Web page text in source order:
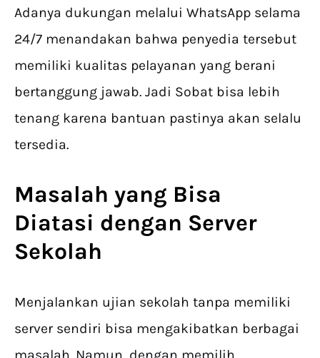
Adanya dukungan melalui WhatsApp selama
24/7 menandakan bahwa penyedia tersebut
memiliki kualitas pelayanan yang berani
bertanggung jawab. Jadi Sobat bisa lebih
tenang karena bantuan pastinya akan selalu
tersedia.
Masalah yang Bisa
Diatasi dengan Server
Sekolah
Menjalankan ujian sekolah tanpa memiliki
server sendiri bisa mengakibatkan berbagai